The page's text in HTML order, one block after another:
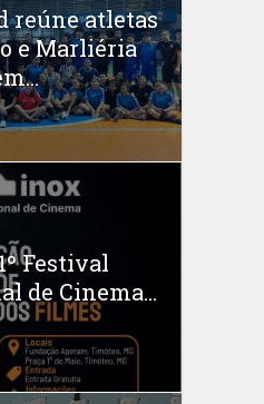
reúne atletas
e Marliéria
Festival
de Cinema...